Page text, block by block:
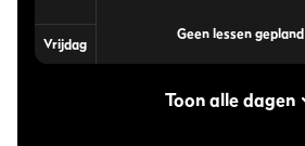
Vrijdag
Geen lessen gepland
Toon alle dagen